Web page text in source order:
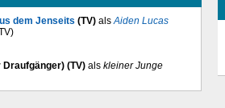
dem Jenseits (TV) alsAiden Lucas
Draufgänger) (TV) als kleiner Junge